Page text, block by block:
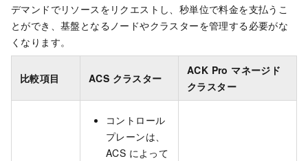
デマンドでリソースをリクエストし、秒単位で料金を支払うこ
とができ、基盤となるノードやクラスターを管理する必要がな
くなります。
比較項目 ACS クラスター
ACK Pro マネージド
クラスター
コントロール
プレーンは、
ACS によって